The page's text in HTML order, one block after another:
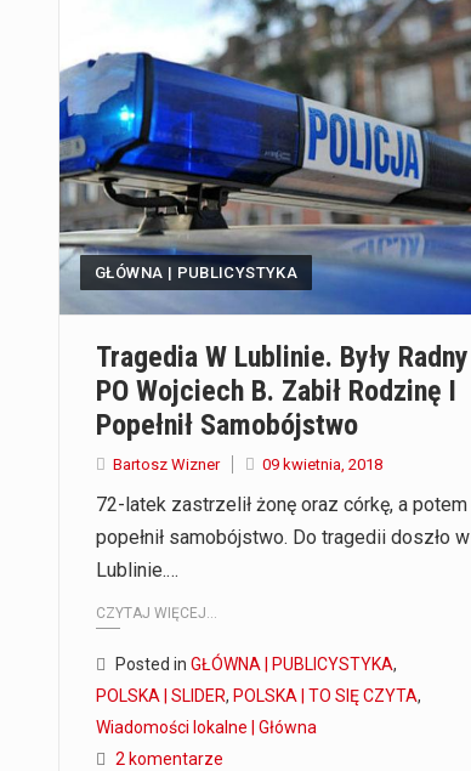
GŁÓWNA | PUBLICYSTYKA
Tragedia W Lublinie. Były Radny
PO Wojciech B. Zabił Rodzinę I
Popełnił Samobójstwo
Bartosz Wizner 09 kwietnia, 2018
72-latek zastrzelił żonę oraz córkę, a potem
popełnił samobójstwo. Do tragedii doszło w
Lublinie.…
CZYTAJ WIĘCEJ...
Posted in GŁÓWNA | PUBLICYSTYKA,
POLSKA | SLIDER, POLSKA | TO SIĘ CZYTA,
Wiadomości lokalne | Główna
2 komentarze